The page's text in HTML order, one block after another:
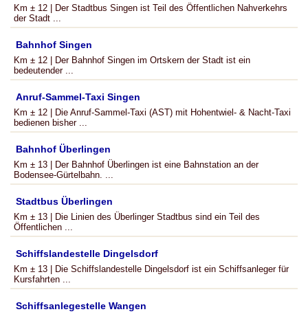
Km ± 12 | Der Stadtbus Singen ist Teil des Öffentlichen Nahverkehrs
der Stadt ...
Bahnhof Singen
Km ± 12 | Der Bahnhof Singen im Ortskern der Stadt ist ein
bedeutender ...
Anruf-Sammel-Taxi Singen
Km ± 12 | Die Anruf-Sammel-Taxi (AST) mit Hohentwiel- & Nacht-Taxi
bedienen bisher ...
Bahnhof Überlingen
Km ± 13 | Der Bahnhof Überlingen ist eine Bahnstation an der
Bodensee-Gürtelbahn. ...
Stadtbus Überlingen
Km ± 13 | Die Linien des Überlinger Stadtbus sind ein Teil des
Öffentlichen ...
Schiffslandestelle Dingelsdorf
Km ± 13 | Die Schiffslandestelle Dingelsdorf ist ein Schiffsanleger für
Kursfahrten ...
Schiffsanlegestelle Wangen